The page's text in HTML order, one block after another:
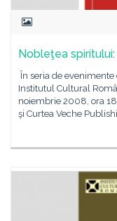
Nobleţea
În seria de
Institutul Cultural
noiembrie 2008, ora
şi Curtea Veche